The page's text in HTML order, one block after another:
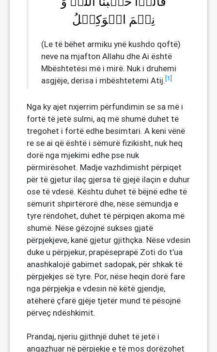
نِعۡمَ الۡوَکِیۡلُ
(Le të bëhet armiku ynë kushdo qoftë)
neve na mjafton Allahu dhe Ai është
Mbështetësi më i mirë. Nuk i druhemi
asgjëje, derisa i mbështetemi Atij.[1]
Nga ky ajet nxjerrim përfundimin se sa më i
fortë të jetë sulmi, aq më shumë duhet të
tregohet i fortë edhe besimtari. A keni vënë
re se ai që është i sëmurë fizikisht, nuk heq
dorë nga mjekimi edhe pse nuk
përmirësohet. Madje vazhdimisht përpiqet
për të gjetur ilaç gjersa të gjejë ilaçin e duhur
ose të vdesë. Kështu duhet të bëjnë edhe të
sëmurit shpirtërorë dhe, nëse sëmundja e
tyre rëndohet, duhet të përpiqen akoma më
shumë. Nëse gëzojnë sukses gjatë
përpjekjeve, kanë gjetur gjithçka. Nëse vdesin
duke u përpjekur, prapëseprapë Zoti do t’ua
anashkalojë gabimet sadopak, për shkak të
përpjekjes së tyre. Por, nëse heqin dorë fare
nga përpjekja e vdesin në këtë gjendje,
atëherë çfarë gjëje tjetër mund të pësojnë
përveç ndëshkimit.
Prandaj, njeriu gjithnjë duhet të jetë i
angazhuar në përpjekje e të mos dorëzohet